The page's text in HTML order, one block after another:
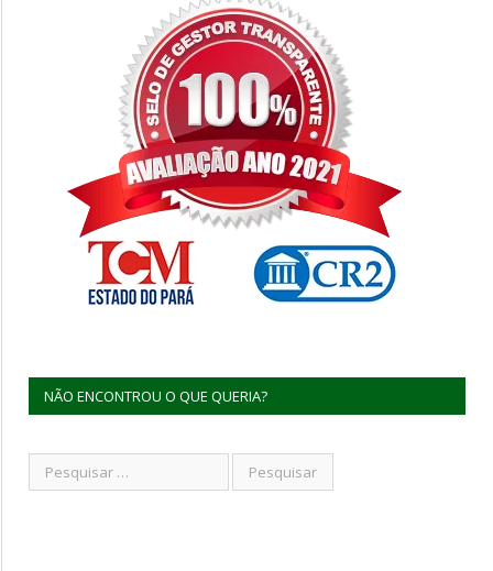
NÃO ENCONTROU O QUE QUERIA?